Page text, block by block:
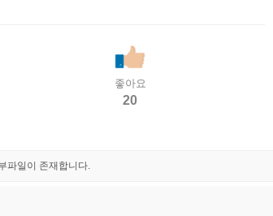
좋아요
20
파일이 존재합니다.